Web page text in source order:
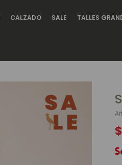
CALZADO SALE TALLES
$